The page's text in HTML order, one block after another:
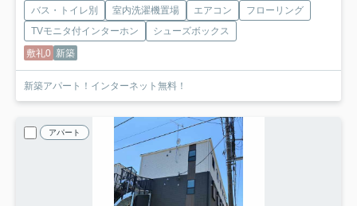
バス・トイレ別 室内洗濯機置場 エアコン
フローリング
TVモニタ付インターホン
シューズボックス
敷礼0 新築
新築アパート！インターネット無料！
アパート